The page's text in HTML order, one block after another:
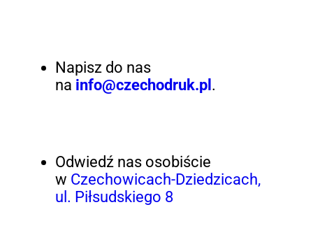
Napisz do nas
na info@czechodruk.pl .
Odwiedź nas osobiście
w Czechowicach-Dziedzicach,
ul. Piłsudskiego 8